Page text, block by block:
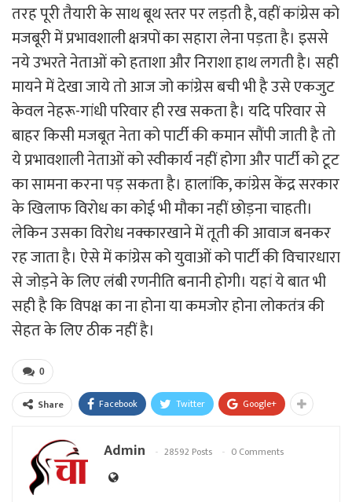
तरह पूरी तैयारी के साथ बूथ स्तर पर लड़ती है, वहीं कांग्रेस को
मजबूरी में प्रभावशाली क्षत्रपों का सहारा लेना पड़ता है। इससे
नये उभरते नेताओं को हताशा और निराशा हाथ लगती है। सही
मायने में देखा जाये तो आज जो कांग्रेस बची भी है उसे एकजुट
केवल नेहरू-गांधी परिवार ही रख सकता है। यदि परिवार से
बाहर किसी मजबूत नेता को पार्टी की कमान सौंपी जाती है तो
ये प्रभावशाली नेताओं को स्वीकार्य नहीं होगा और पार्टी को टूट
का सामना करना पड़ सकता है। हालांकि, कांग्रेस केंद्र सरकार
के खिलाफ विरोध का कोई भी मौका नहीं छोड़ना चाहती।
लेकिन उसका विरोध नक्कारखाने में तूती की आवाज बनकर
रह जाता है। ऐसे में कांग्रेस को युवाओं को पार्टी की विचारधारा
से जोड़ने के लिए लंबी रणनीति बनानी होगी। यहां ये बात भी
सही है कि विपक्ष का ना होना या कमजोर होना लोकतंत्र की
सेहत के लिए ठीक नहीं है।
0
Share Facebook Twitter Google+
Admin 28592 Posts 0 Comments